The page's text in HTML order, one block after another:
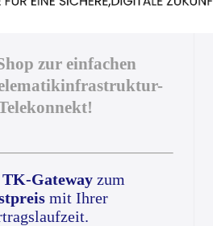
zur einfachen
TK-Gateway zum
mit Ihrer